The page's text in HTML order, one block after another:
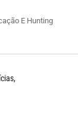
E Hunting